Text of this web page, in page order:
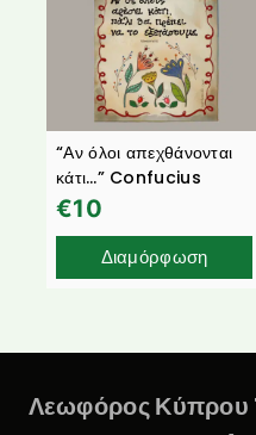
“Αν όλοι απεχθάνονται
κάτι…” Confucius
€10
Διαμόρφωση
Λεωφόρος Κύπρου